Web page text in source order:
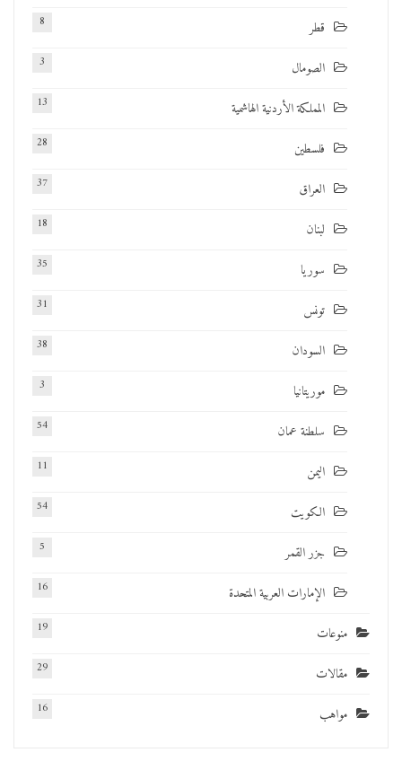
قطر 8
الصومال 3
المملكة الأردنية الهاشمية 13
فلسطين 28
العراق 37
لبنان 18
سوريا 35
تونس 31
السودان 38
موريتانيا 3
سلطنة عمان 54
اليمن 11
الكويت 54
جزر القمر 5
الإمارات العربية المتحدة 16
منوعات 19
مقالات 29
مواهب 16